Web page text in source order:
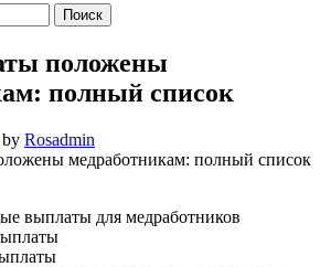
положены
полный список
by Rosadmin
выплаты для медработников